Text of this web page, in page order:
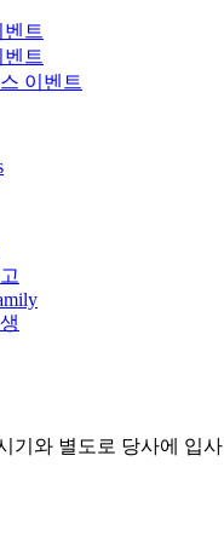
벤트
트
이벤트
기와 별도로 당사에 입